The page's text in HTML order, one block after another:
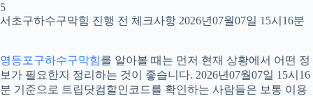
5
서초구하수구막힘 진행 전 체크사항 2026년07월07일 15시16분
영등포구하수구막힘를 알아볼 때는 먼저 현재 상황에서 어떤 정
보가 필요한지 정리하는 것이 좋습니다. 2026년07월07일 15시16
분 기준으로 트립닷컴할인코드를 확인하는 사람들은 보통 이용